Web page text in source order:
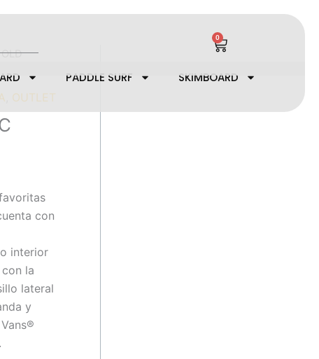
0
Cart
PADDLE SURF
SKIMBOARD
OUTLET
con
interior
la
lateral
y